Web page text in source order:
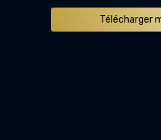
Télécharger